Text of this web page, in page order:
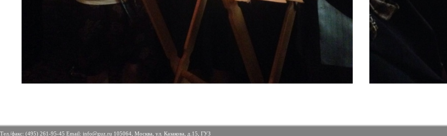
Тел./факс: (495) 261-95-45 Email: info@guz.ru 105064, Москва, ул. Казакова, д.15, ГУЗ